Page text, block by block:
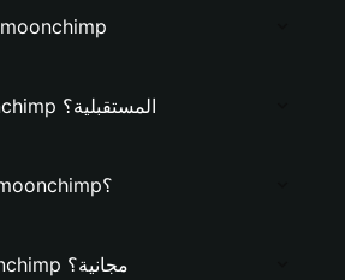
أسباب تميز عملة moonchimp
ما إمكانات moonchimp المستقبلية؟
هل سيرتفع سعر moonchimp؟
هل محفظة moonchimp مجانية؟